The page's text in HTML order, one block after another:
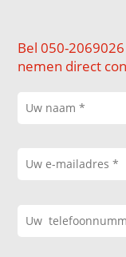
Bel 050-
nemen direct